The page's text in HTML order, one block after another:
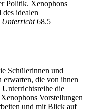
Politik. Xenophons
idealen
Unterricht68.5
Schülerinnen und
die von ihnen
Unterrichtsreihe die
Vorstellungen
und mit Blick auf